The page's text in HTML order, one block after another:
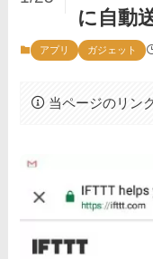
に自動
アプリ ガジェット
当ページのリン